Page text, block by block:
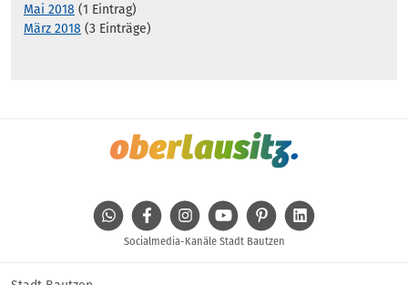
Mai 2018 (1 Eintrag)
März 2018 (3 Einträge)
WhatsAppFacebookInstagramYoutube Pinterest
Socialmedia-Kanäle Stadt Bautzen